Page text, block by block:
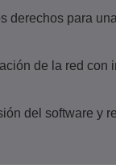
derechos para
de la red con
del software y